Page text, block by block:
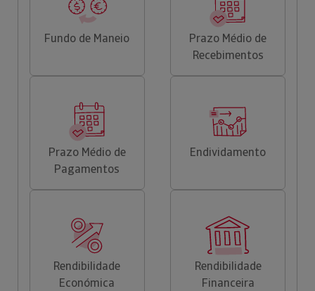
Fundo de Maneio
Prazo Médio de
Recebimentos
Prazo Médio de
Pagamentos
Endividamento
Rendibilidade
Económica
Rendibilidade
Financeira